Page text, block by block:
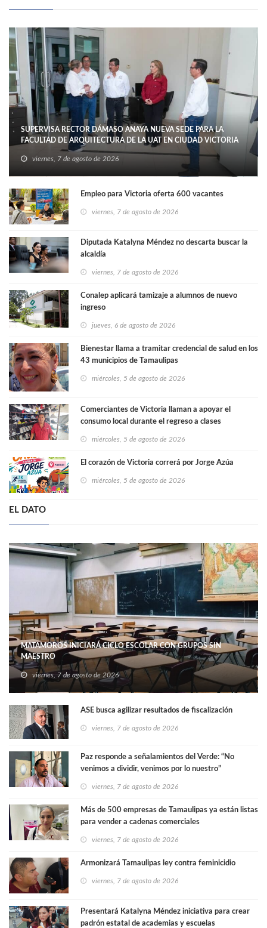
SUPERVISA RECTOR DÁMASO ANAYA NUEVA SEDE PARA LA
FACULTAD DE ARQUITECTURA DE LA UAT EN CIUDAD VICTORIA
viernes, 7 de agosto de 2026
Empleo para Victoria oferta 600 vacantes
viernes, 7 de agosto de 2026
Diputada Katalyna Méndez no descarta buscar la
alcaldía
viernes, 7 de agosto de 2026
Conalep aplicará tamizaje a alumnos de nuevo
ingreso
jueves, 6 de agosto de 2026
Bienestar llama a tramitar credencial de salud en los
43 municipios de Tamaulipas
miércoles, 5 de agosto de 2026
Comerciantes de Victoria llaman a apoyar el
consumo local durante el regreso a clases
miércoles, 5 de agosto de 2026
El corazón de Victoria correrá por Jorge Azúa
miércoles, 5 de agosto de 2026
EL DATO
MATAMOROS INICIARÁ CICLO ESCOLAR CON GRUPOS SIN
MAESTRO
viernes, 7 de agosto de 2026
ASE busca agilizar resultados de fiscalización
viernes, 7 de agosto de 2026
Paz responde a señalamientos del Verde: “No
venimos a dividir, venimos por lo nuestro”
viernes, 7 de agosto de 2026
Más de 500 empresas de Tamaulipas ya están listas
para vender a cadenas comerciales
viernes, 7 de agosto de 2026
Armonizará Tamaulipas ley contra feminicidio
viernes, 7 de agosto de 2026
Presentará Katalyna Méndez iniciativa para crear
padrón estatal de academias y escuelas